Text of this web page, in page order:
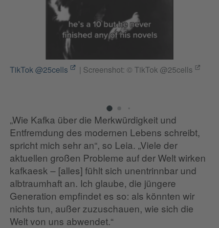
TikTok @25cells | Screenshot: © TikTok @25cells
„Wie Kafka über die Merkwürdigkeit und
Entfremdung des modernen Lebens schreibt,
spricht mich sehr an“, so Leia. „Viele der
aktuellen großen Probleme auf der Welt wirken
kafkaesk – [alles] fühlt sich unentrinnbar und
albtraumhaft an. Ich glaube, die jüngere
Generation empfindet es so: als könnten wir
nichts tun, außer zuzuschauen, wie sich die
Welt von uns abwendet.“